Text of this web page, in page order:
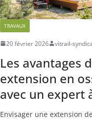
TRAVAUX
20 février 2026 vitrail-
Les avantages
extension en
avec un expert
Envisager une extension